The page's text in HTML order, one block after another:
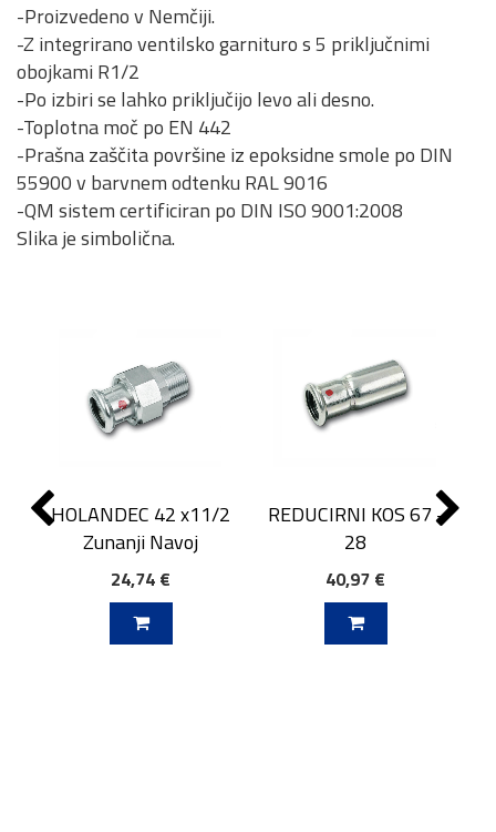
-Proizvedeno v Nemčiji.
-Z integrirano ventilsko garnituro s 5 priključnimi
obojkami R1/2
-Po izbiri se lahko priključijo levo ali desno.
-Toplotna moč po EN 442
-Prašna zaščita površine iz epoksidne smole po DIN
55900 v barvnem odtenku RAL 9016
-QM sistem certificiran po DIN ISO 9001:2008
Slika je simbolična.
HOLANDEC 42 x11/2
Zunanji Navoj
24,74 €
REDUCIRNI KOS 67 -
28
40,97 €